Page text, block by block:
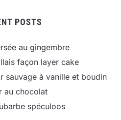
POSTS
au gingembre
façon layer cake
sauvage à vanille et boudin
au chocolat
spéculoos